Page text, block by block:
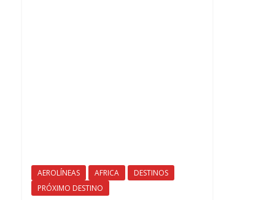
AEROLÍNEAS AFRICA
DESTINOS
PRÓXIMO DESTINO